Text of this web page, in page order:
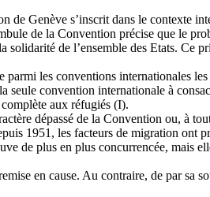
Genève s’inscrit dans le contexte
de la Convention précise que le
de l’ensemble des Etats. Ce
les conventions internationales
seule convention internationale à
aux réfugiés (I).
dépassé de la Convention ou, à
1951, les facteurs de migration ont
de plus en plus concurrencée, mais
en cause. Au contraire, de par sa